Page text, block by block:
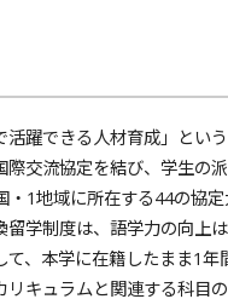
躍できる人材育成」とい
際交流協定を結び、学生の
・1地域に所在する44の協
学制度は、語学力の向上
て、本学に在籍したまま1
リキュラムと関連する科目